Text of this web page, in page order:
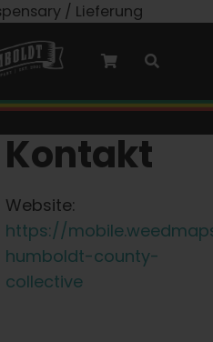
/ Lieferung
Kontakt
Website:
https://
humboldt-county-
collective